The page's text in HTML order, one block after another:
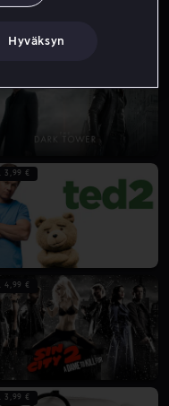
3,99 €
4,99 €
3,99 €
Hyväksyn